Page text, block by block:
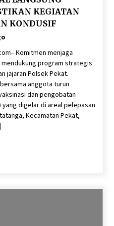
ODGJ yang
Asam! Warga Nusa Jaya Sulap
Jabatan
Mengganggu, Kini Jadi
Desa Mpuri
KEGIATAN
KONDUSIF
Komitmen menjaga
program strategis
jajaran Polsek Pekat.
anggota turun
dan pengobatan
yang digelar di areal pelepasan
Kecamatan Pekat,